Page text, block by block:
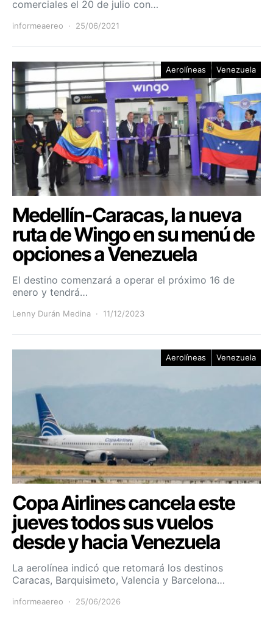
comerciales el 20 de julio con…
informeaereo 25/06/2021
Aerolíneas Venezuela
Medellín-Caracas, la nueva
ruta de Wingo en su menú de
opciones a Venezuela
El destino comenzará a operar el próximo 16 de
enero y tendrá…
Lenny Durán Medina 11/12/2023
Aerolíneas Venezuela
Copa Airlines cancela este
jueves todos sus vuelos
desde y hacia Venezuela
La aerolínea indicó que retomará los destinos
Caracas, Barquisimeto, Valencia y Barcelona…
informeaereo 25/06/2026